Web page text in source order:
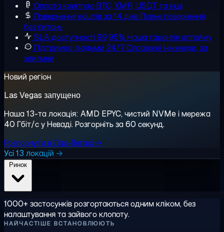
Оплата криптою BTC, XMR, USDT та інші
Повернення коштів за 14 днів Повне повернення,
без питань
SLA доступності 99,95% Наша гарантія аптайму
Підтримка людьми 24/7Справжні інженери, за
хвилини
Новий регіон
Las Vegas запущено
Наша 13-та локація: AMD EPYC, чистий NVMe і мережа
40 Гбіт/с у Неваді. Розгорніть за 60 секунд.
Розгорнути в Лас-Вегасі →
Усі 13 локацій →
1000+ застосунків розгортаються одним кліком, без
налаштування та зайвого клопоту.
НАЙЧАСТІШЕ ВСТАНОВЛЮЮТЬ